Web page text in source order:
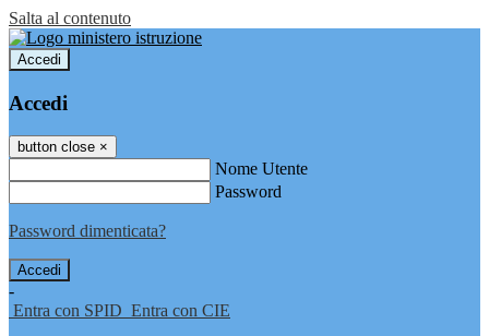
Salta al contenuto
Accedi
Accedi
button close ×
Nome Utente
Password
Password dimenticata?
-
Entra con SPID Entra con CIE